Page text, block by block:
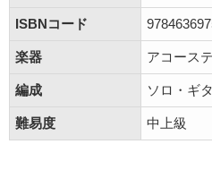
ISBNコード
楽器 アコース
編成 ソロ・ギ
難易度 中上級